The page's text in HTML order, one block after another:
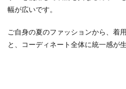
幅が広いです。
ご自身の夏のファッションから、着
と、コーディネート全体に統一感が